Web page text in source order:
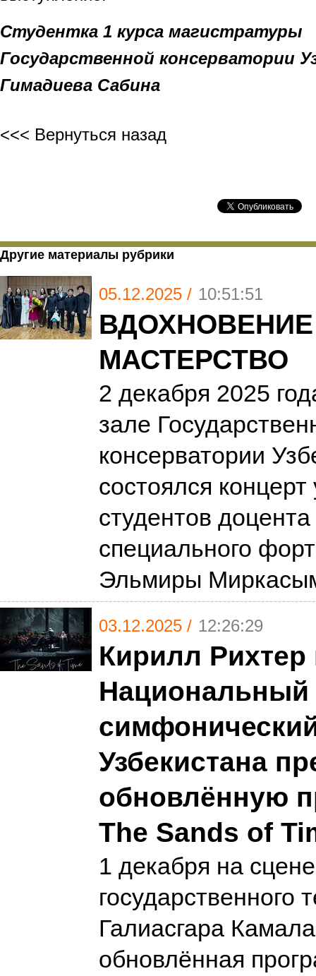
Студентка 1 курса магистратуры
Государственной консерватории
Гимадиева Сабина
<<< Вернуться назад
Другие материалы рубрики
05.12.2025 / 10:51:51
МАСТЕРСТВО
2 декабря 2025
зале
консерватории
состоялся
студентов
специального
Эльмиры
03.12.2025 / 12:26:29
Кирилл Рихтер
Национальный
Узбекистана
обновлённую
The Sands of
1 декабря на
государственного
Галиасгара
обновлённая